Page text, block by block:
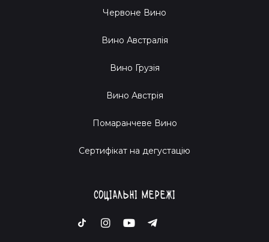
Червоне Вино
Вино Австралія
Вино Грузія
Вино Австрія
Помаранчеве Вино
Cертифікат на дегустацію
Соціальні мережі